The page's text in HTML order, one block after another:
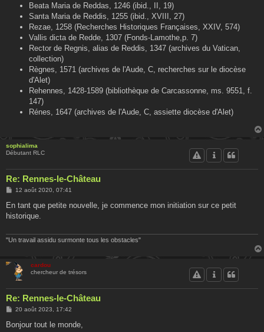
Beata Maria de Reddas, 1246 (ibid., II, 19)
Santa Maria de Reddis, 1255 (ibid., XVIII, 27)
Rezae, 1258 (Recherches Historiques Françaises, XXIV, 574)
Vallis dicta de Redde, 1307 (Fonds-Lamothe,p. 7)
Rector de Regnis, alias de Reddis, 1347 (archives du Vatican,
collection)
Règnes, 1571 (archives de l'Aude, C, recherches sur le diocèse
d'Alet)
Rehennes, 1428-1589 (bibliothèque de Carcassonne, ms. 9551, f.
147)
Rénes, 1647 (archives de l'Aude, C, assiette diocèse d'Alet)
sophialima
Débutant RLC
Re: Rennes-le-Château
M
s
a
12 août 2020, 07:41
En tant que petite nouvelle, je commence mon initiation sur ce petit
historique.
"Un travail assidu surmonte tous les obstacles"
cardou
chercheur de trésors
Re: Rennes-le-Château
M
s
20 août 2023, 17:42
Bonjour tout le monde,